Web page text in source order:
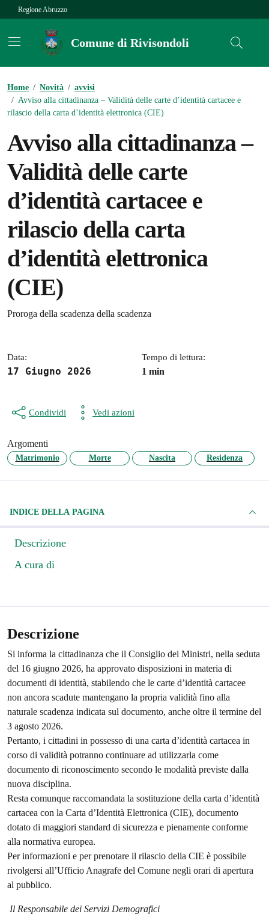
Vai ai contenuti
Vai al footer
Regione Abruzzo
Comune di Rivisondoli
Home / Novità / avvisi
/ Avviso alla cittadinanza – Validità delle carte d’identità cartacee e
rilascio della carta d’identità elettronica (CIE)
Avviso alla cittadinanza –
Validità delle carte
d’identità cartacee e
rilascio della carta
d’identità elettronica
(CIE)
Dettagli della notizia
Proroga della scadenza della scadenza
Data:
17 Giugno 2026
Tempo di lettura:
1 min
Condividi Vedi azioni
Argomenti
Matrimonio Morte Nascita Residenza
INDICE DELLA PAGINA
Descrizione
A cura di
Descrizione
Si informa la cittadinanza che il Consiglio dei Ministri, nella seduta
del 16 giugno 2026, ha approvato disposizioni in materia di
documenti di identità, stabilendo che le carte d’identità cartacee
non ancora scadute mantengano la propria validità fino alla
naturale scadenza indicata sul documento, anche oltre il termine del
3 agosto 2026.
Pertanto, i cittadini in possesso di una carta d’identità cartacea in
corso di validità potranno continuare ad utilizzarla come
documento di riconoscimento secondo le modalità previste dalla
nuova disciplina.
Resta comunque raccomandata la sostituzione della carta d’identità
cartacea con la Carta d’Identità Elettronica (CIE), documento
dotato di maggiori standard di sicurezza e pienamente conforme
alla normativa europea.
Per informazioni e per prenotare il rilascio della CIE è possibile
rivolgersi all’Ufficio Anagrafe del Comune negli orari di apertura
al pubblico.
Il Responsabile dei Servizi Demografici